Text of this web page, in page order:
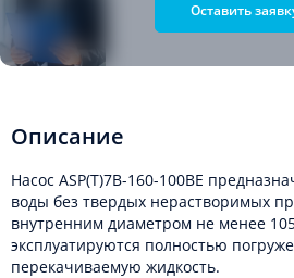
Оставить
Описание
Насос ASP(T)7B-160-100BE
воды без твердых нерастворимых
внутренним диаметром не менее
эксплуатируются полностью
перекачиваемую жидкость.